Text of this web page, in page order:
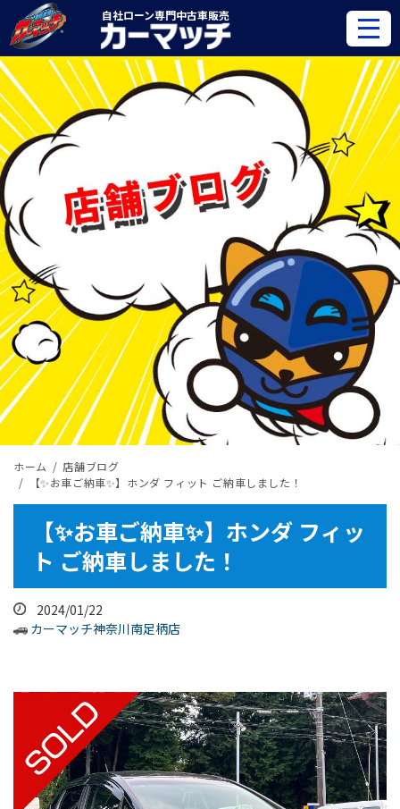
自社ローン専門中古車販売
ホーム
店舗ブログ
【✨お車ご納車✨】ホンダ フィット ご納車しました！
【✨お車ご納車✨】ホンダ フィッ
ト ご納車しました！
2024/01/22
カーマッチ神奈川南足柄店